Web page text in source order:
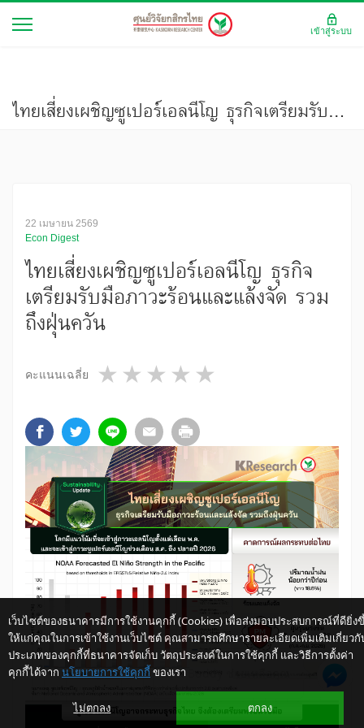
ไทยเสี่ยงเผชิญซูเปอร์เอลนีโญ ธุรกิจเตรียมรับมือภาวะร้อนและแล้งจัด รวมถึงฝุ่นควัน
22 เมษายน 2569
Econ Digest
ไทยเสี่ยงเผชิญซูเปอร์เอลนีโญ ธุรกิจ
เตรียมรับมือภาวะร้อนและแล้งจัด รวม
ถึงฝุ่นควัน
คะแนนเฉลี่ย 4 stars
3 stars
2 stars
1 star
เว็บไซต์ของธนาคารมีการใช้งานคุกกี้ (Cookies) เพื่อส่งมอบประสบการณ์ที่ดียิ่ง
ให้แก่คุณในการเข้าใช้งานเว็บไซต์ คุณสามารถศึกษารายละเอียดเพิ่มเติมเกี่ยวกั
ประเภทของคุกกี้ที่ธนาคารจัดเก็บ วัตถุประสงค์ในการใช้คุกกี้ และวิธีการตั้งค่า
คุกกี้ได้จาก นโยบายการใช้คุกกี้ ของเรา
ไม่ตกลง ตกลง
เข้าสู่ระบบ
ให้ K-Buddy ช่วยเหลือคุณ